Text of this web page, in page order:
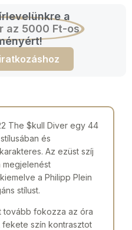
a
az 5000 Ft-os
The $kull Diver egy 44
és
Az ezüst szíj
megjelenést
a Philipp Plein
stílust.
tovább fokozza az óra
fekete szín kontrasztot